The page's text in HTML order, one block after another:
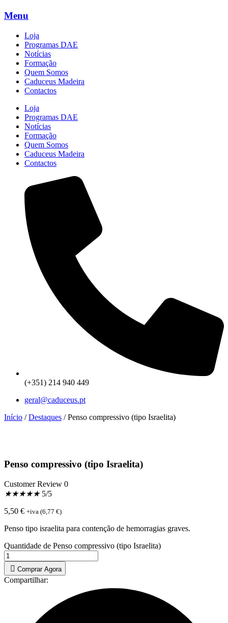
Menu
Loja
Programas DAE
Notícias
Formação
Quem Somos
Caduceus Madeira
Contactos
Loja
Programas DAE
Notícias
Formação
Quem Somos
Caduceus Madeira
Contactos
(+351) 214 940 449
geral@caduceus.pt
Início /Destaques / Penso compressivo (tipo Israelita)
Penso compressivo (tipo Israelita)
Customer Review 0
★★★★★ 5/5
5,50 € +iva (6,77 €)
Penso tipo israelita para contenção de hemorragias graves.
Quantidade de Penso compressivo (tipo Israelita)
Comprar Agora
Compartilhar: